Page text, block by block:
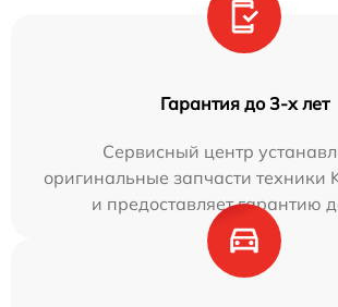
Гарантия до 3-х лет
Сервисный центр
оригинальные запчасти техники
и предоставляет гарантию